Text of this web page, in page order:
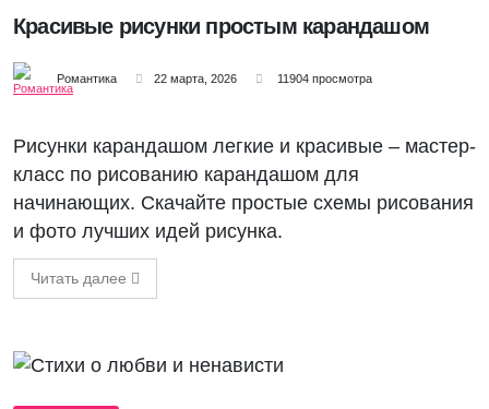
Красивые рисунки простым карандашом
Романтика 22 марта, 2026 11904 просмотра
Рисунки карандашом легкие и красивые – мастер-
класс по рисованию карандашом для
начинающих. Скачайте простые схемы рисования
и фото лучших идей рисунка.
Читать далее